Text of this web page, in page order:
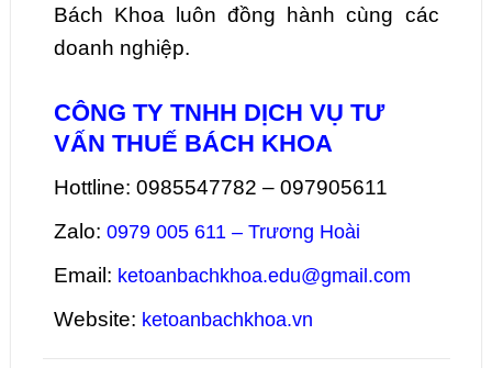
Bách Khoa luôn đồng hành cùng các
doanh nghiệp.
CÔNG TY TNHH DỊCH VỤ TƯ
VẤN THUẾ BÁCH KHOA
Hottline: 0985547782 – 097905611
Zalo: 0979 005 611 – Trương Hoài
Email: ketoanbachkhoa.edu@gmail.com
Website: ketoanbachkhoa.vn